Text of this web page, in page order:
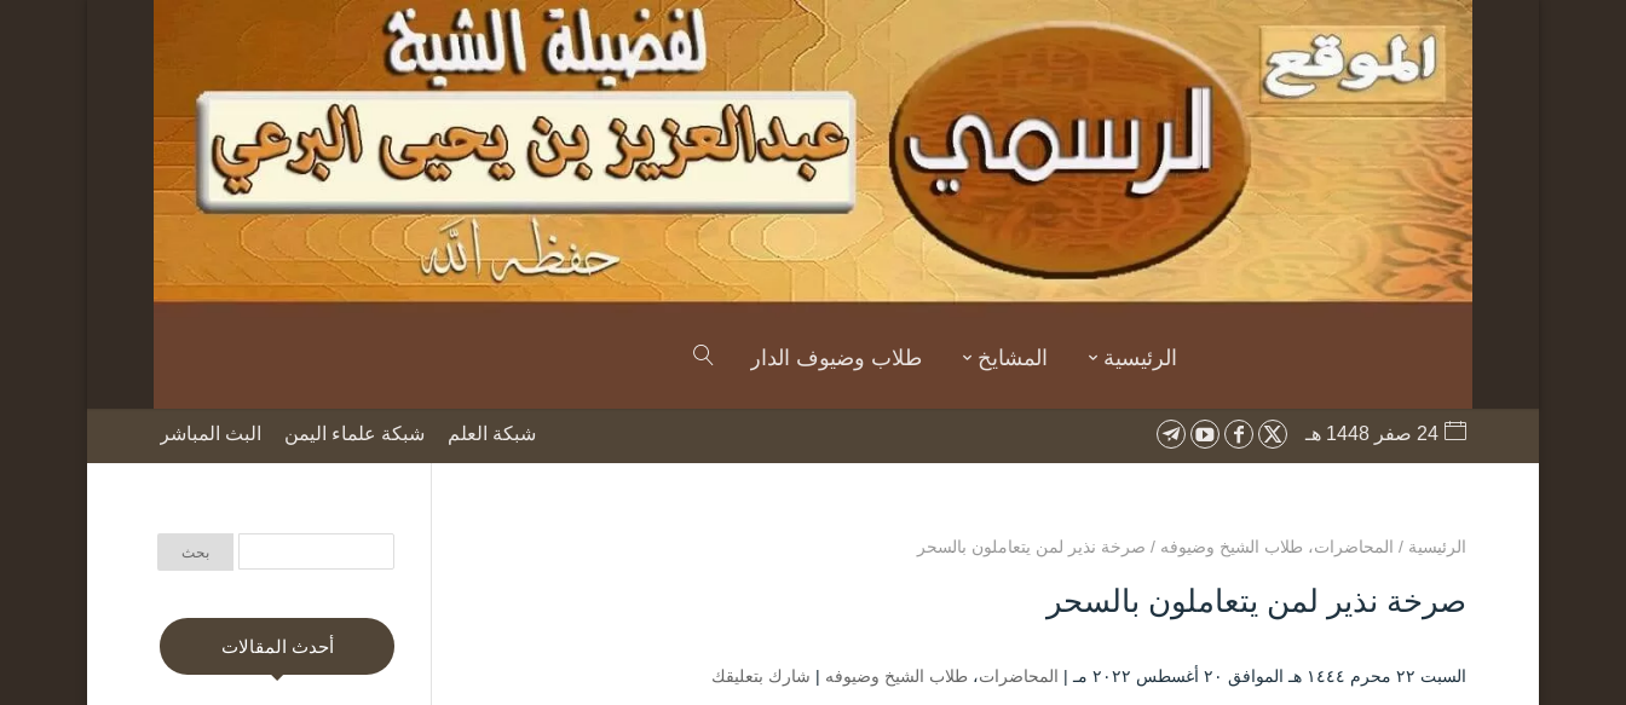
الرئيسية المشايخ طلاب وضيوف الدار
24 صفر 1448 هـ شبكة العلم شبكة علماء اليمن البث المباشر
الرئيسية / المحاضرات، طلاب الشيخ وضيوفه / صرخة نذير لمن يتعاملون بالسحر
صرخة نذير لمن يتعاملون بالسحر
السبت ۲۲ محرم ۱٤٤٤ هـ الموافق ۲۰ أغسطس ۲۰۲۲ مـ | المحاضرات، طلاب الشيخ وضيوفه | شارك بتعليقك
أحدث المقالات